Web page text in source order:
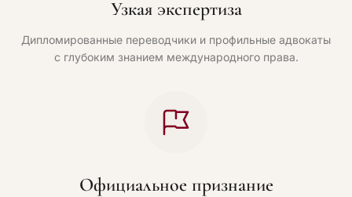
Узкая экспертиза
Дипломированные переводчики и профильные адвокаты
с глубоким знанием международного права.
Официальное признание